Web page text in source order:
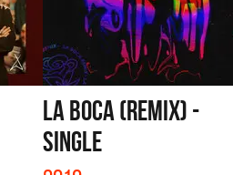
LA BOCA (REMIX) -
SINGLE